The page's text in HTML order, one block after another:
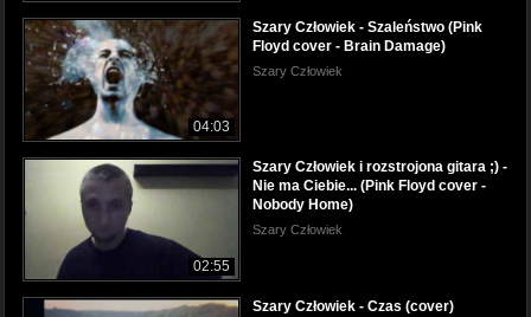
04:03
Szary Człowiek - Szaleństwo (Pink
Floyd cover - Brain Damage)
Szary Człowiek
02:55
Szary Człowiek i rozstrojona gitara ;) -
Nie ma Ciebie... (Pink Floyd cover -
Nobody Home)
Szary Człowiek
Szary Człowiek - Czas (cover)